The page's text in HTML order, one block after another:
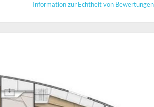
Information zur Echtheit von Bewertungen